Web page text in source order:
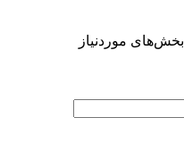
بخش‌های موردنیاز